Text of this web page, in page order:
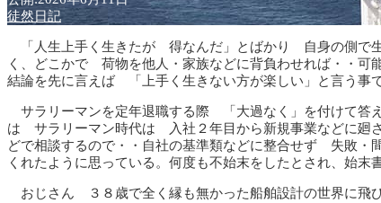
徒然日記
「人生上手く生きたが 得なんだ」とばかり 自身の側で
く、どこかで 荷物を他人・家族などに背負わせれば・・可
結論を先に言えば 「上手く生きない方が楽しい」と言う
サラリーマンを定年退職する際 「大過なく」を付けて答
は サラリーマン時代は 入社２年目から新規事業などに廻
どで相談するので・・自社の基準類などに整合せず 失敗
くれたように思っている。何度も不始末をしたとされ、始末
おじさん ３８歳で全く縁も無かった船舶設計の世界に飛